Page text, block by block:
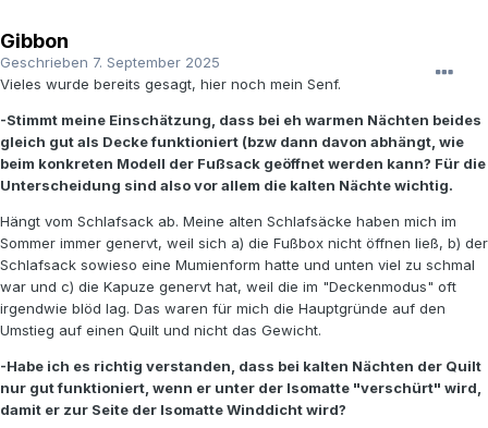
Gibbon
Geschrieben 7. September 2025
Vieles wurde bereits gesagt, hier noch mein Senf.
-Stimmt meine Einschätzung, dass bei eh warmen Nächten beides
gleich gut als Decke funktioniert (bzw dann davon abhängt, wie
beim konkreten Modell der Fußsack geöffnet werden kann? Für die
Unterscheidung sind also vor allem die kalten Nächte wichtig.
Hängt vom Schlafsack ab. Meine alten Schlafsäcke haben mich im
Sommer immer genervt, weil sich a) die Fußbox nicht öffnen ließ, b) der
Schlafsack sowieso eine Mumienform hatte und unten viel zu schmal
war und c) die Kapuze genervt hat, weil die im "Deckenmodus" oft
irgendwie blöd lag. Das waren für mich die Hauptgründe auf den
Umstieg auf einen Quilt und nicht das Gewicht.
-Habe ich es richtig verstanden, dass bei kalten Nächten der Quilt
nur gut funktioniert, wenn er unter der Isomatte "verschürt" wird,
damit er zur Seite der Isomatte Winddicht wird?